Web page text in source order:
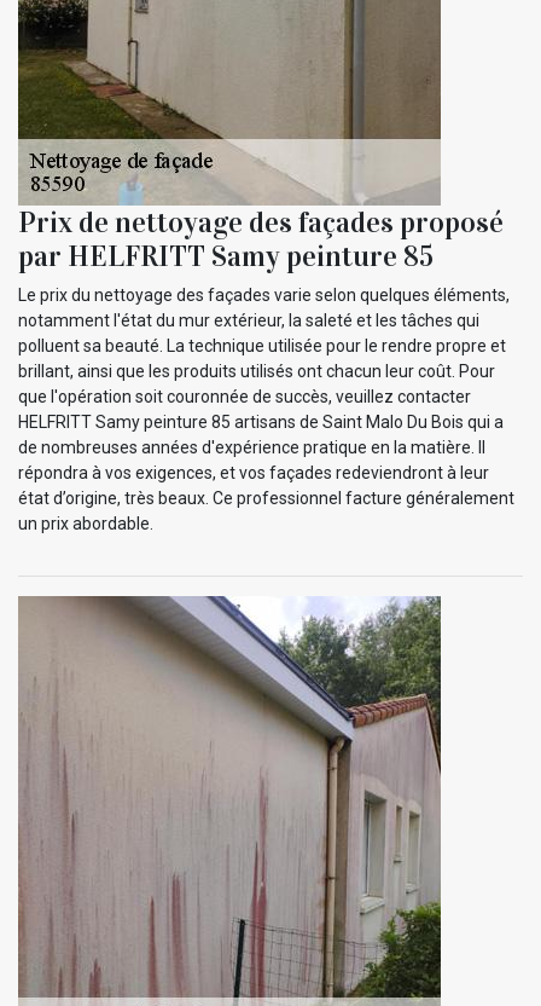
Prix de nettoyage des façades proposé
par HELFRITT Samy peinture 85
Le prix du nettoyage des façades varie selon quelques éléments,
notamment l'état du mur extérieur, la saleté et les tâches qui
polluent sa beauté. La technique utilisée pour le rendre propre et
brillant, ainsi que les produits utilisés ont chacun leur coût. Pour
que l'opération soit couronnée de succès, veuillez contacter
HELFRITT Samy peinture 85 artisans de Saint Malo Du Bois qui a
de nombreuses années d'expérience pratique en la matière. Il
répondra à vos exigences, et vos façades redeviendront à leur
état d’origine, très beaux. Ce professionnel facture généralement
un prix abordable.